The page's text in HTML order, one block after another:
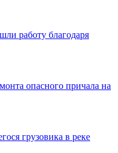
работу благодаря
опасного причала на
грузовика в реке